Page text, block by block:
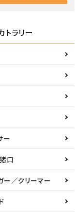
トラリー
ー
口
ー／クリーマー